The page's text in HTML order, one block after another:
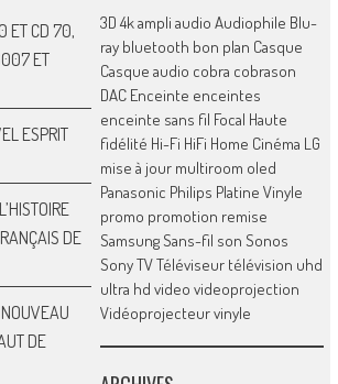
ET CD 70,
ET
ESPRIT
DE
DE
3D 4kampli audio Audiophile Blu-
ray bluetooth bon plan Casque
Casque audio cobra cobrason
DAC Enceinte enceintes
enceinte sans fil Focal Haute
fidélité Hi-Fi HiFi Home Cinéma LG
mise à jour multiroom oled
Panasonic Philips Platine Vinyle
promo promotion remise
SamsungSans-fil son Sonos
SonyTVTéléviseur télévision uhd
ultra hd video videoprojection
Vidéoprojecteurvinyle